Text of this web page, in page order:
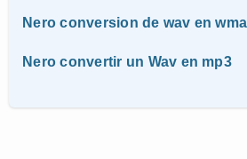
Nero conversion de wav en wma
Nero convertir un Wav en mp3